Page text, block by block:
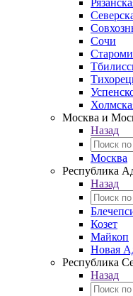
Сочи
Москва и
Назад
Москва
Республика
Назад
Козет
Майкоп
Новая
Республика
Назад